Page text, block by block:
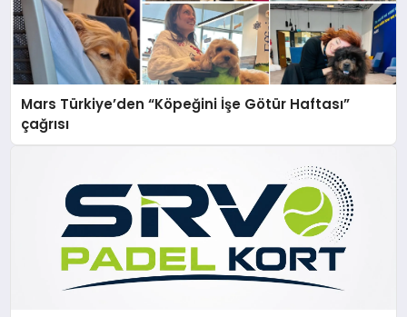
Mars Türkiye’den “Köpeğini İşe Götür Haftası”
çağrısı